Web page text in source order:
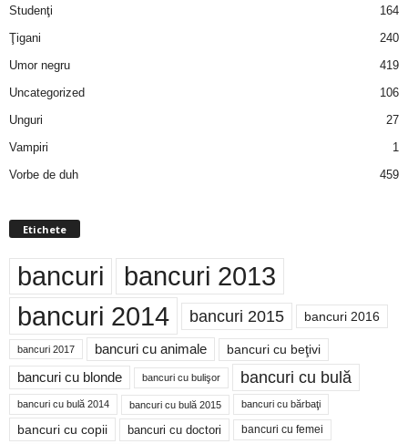
Studenţi
164
Ţigani
240
Umor negru
419
Uncategorized
106
Unguri
27
Vampiri
1
Vorbe de duh
459
Etichete
bancuri bancuri 2013
bancuri 2014 bancuri 2015 bancuri 2016
bancuri 2017 bancuri cu animale bancuri cu beţivi
bancuri cu blonde bancuri cu bulişor bancuri cu bulă
bancuri cu bulă 2014 bancuri cu bulă 2015 bancuri cu bărbaţi
bancuri cu copii bancuri cu doctori bancuri cu femei